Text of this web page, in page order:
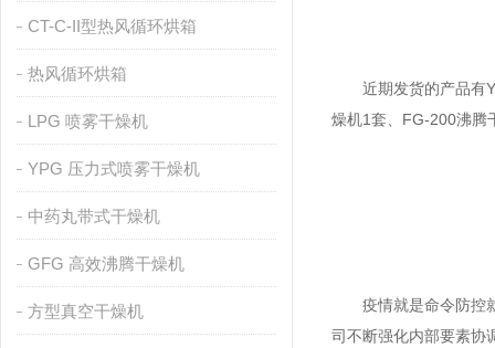
CT-C-II型热风循环烘箱
热风循环烘箱
LPG 喷雾干燥机
YPG 压力式喷雾干燥机
中药丸带式干燥机
GFG 高效沸腾干燥机
方型真空干燥机
近期发货的产品有
燥机1套、FG-200沸腾
疫情就是命令防控就
司不断强化内部要素协